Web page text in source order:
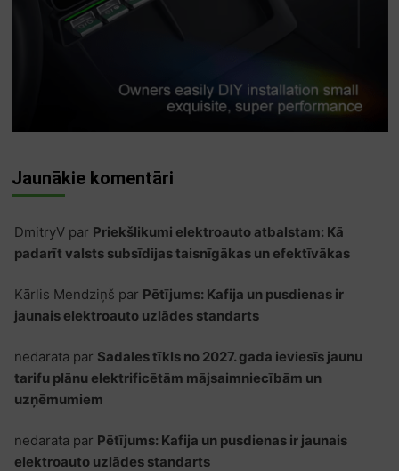
Jaunākie komentāri
DmitryVpar Priekšlikumi elektroauto atbalstam: Kā
padarīt valsts subsīdijas taisnīgākas un efektīvākas
Kārlis Mendziņš par Pētījums: Kafija un pusdienas ir
jaunais elektroauto uzlādes standarts
nedarata par Sadales tīkls no 2027. gada ieviesīs jaunu
tarifu plānu elektrificētām mājsaimniecībām un
uzņēmumiem
nedarata par Pētījums: Kafija un pusdienas ir jaunais
elektroauto uzlādes standarts